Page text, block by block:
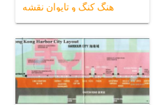
هنگ کنگ و تایوان نقشه